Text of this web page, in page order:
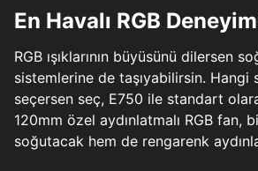
En Havalı RGB
RGB ışıklarının büyüsünü dilersen
sistemlerine de taşıyabilirsin. Hangi
seçersen seç, E750 ile standart
120mm özel aydınlatmalı RGB fan,
soğutacak hem de rengarenk